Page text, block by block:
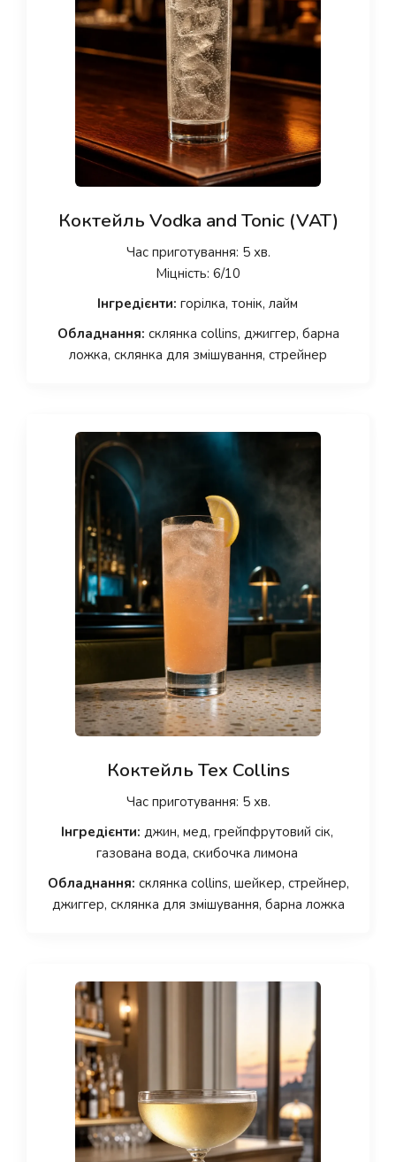
Коктейль Vodka and Tonic (VAT)
Час приготування: 5 хв.
Міцність: 6/10
Інгредієнти: горілка, тонік, лайм
Обладнання: склянка collins, джиггер, барна
ложка, склянка для змішування, стрейнер
Коктейль Tex Collins
Час приготування: 5 хв.
Інгредієнти: джин, мед, грейпфрутовий сік,
газована вода, скибочка лимона
Обладнання: склянка collins, шейкер, стрейнер,
джиггер, склянка для змішування, барна ложка